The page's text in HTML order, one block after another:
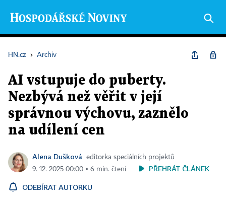
HN.cz › Archiv
AI vstupuje do puberty.
Nezbývá než věřit v její
správnou výchovu, zaznělo
na udílení cen
Alena Dušková
editorka speciálních projektů
9. 12. 2025 00:00 ▪ 6 min. čtení
PŘEHRÁT ČLÁNEK
ODEBÍRAT AUTORKU